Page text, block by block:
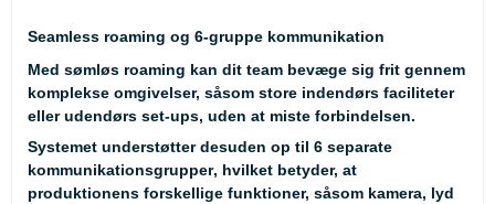
Seamless roaming og 6-gruppe kommunikation
Med sømløs roaming kan dit team bevæge sig frit gennem
komplekse omgivelser, såsom store indendørs faciliteter
eller udendørs set-ups, uden at miste forbindelsen.
Systemet understøtter desuden op til 6 separate
kommunikationsgrupper, hvilket betyder, at
produktionens forskellige funktioner, såsom kamera, lyd